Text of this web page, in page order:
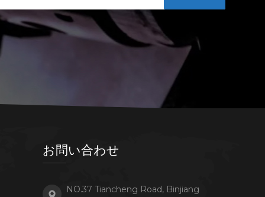
お問い合わせ
NO.37 Tiancheng Road, Binjiang